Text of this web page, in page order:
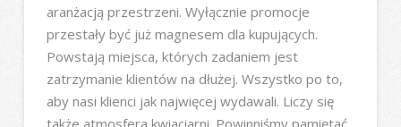
aranżacją przestrzeni. Wyłącznie promocje
przestały być już magnesem dla kupujących.
Powstają miejsca, których zadaniem jest
zatrzymanie klientów na dłużej. Wszystko po to,
aby nasi klienci jak najwięcej wydawali. Liczy się